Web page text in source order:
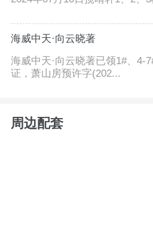
海威中天·向云晓著
海威中天·向云晓著已领1#、4-
证，萧山房预许字(202...
周边配套